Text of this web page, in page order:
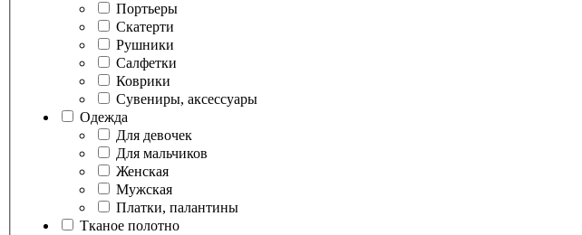
Портьеры
Скатерти
Рушники
Салфетки
Коврики
Сувениры, аксессуары
Одежда
Для девочек
Для мальчиков
Женская
Мужская
Платки, палантины
Тканое полотно